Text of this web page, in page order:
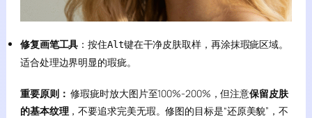
修复画笔工具 ：按住Alt键在干净皮肤取样，再涂抹瑕疵区域。
适合处理边界明显的瑕疵。
重要原则： 修瑕疵时放大图片至100%-200%，但注意保留皮肤
的基本纹理，不要追求完美无瑕。修图的目标是“还原美貌”，不